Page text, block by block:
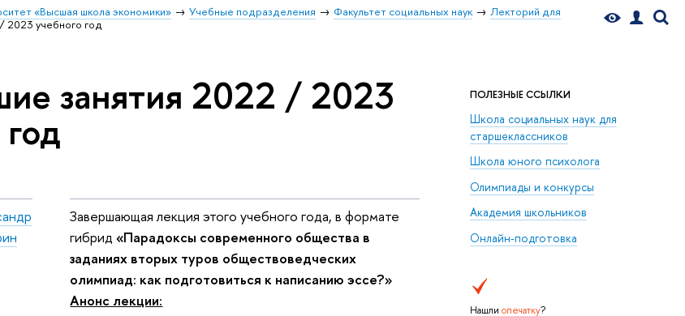
«Высшая школа экономики» Учебные подразделения Факультет социальных наук
Лекторий для
учебного год
ПОЛЕЗНЫЕ ССЫЛКИ
Школа социальных наук для
старшеклассников
Школа юного психолога
Олимпиады и конкурсы
Академия школьников
Онлайн-подготовка
Нашли опечатку?
занятия 2022 / 2023
Завершающая лекция этого учебного года, в формате
гибрид «Парадоксы современного общества в
заданиях вторых туров обществоведческих
олимпиад: как подготовиться к написанию эссе?»
Анонс лекции: